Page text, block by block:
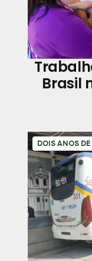
Brasil
DOIS ANOS